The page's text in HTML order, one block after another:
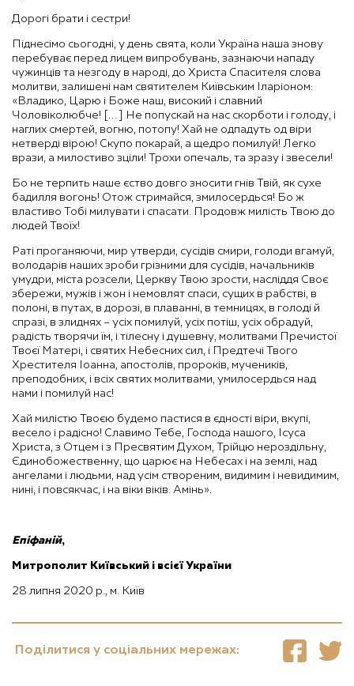
Дорогі брати і сестри!
Піднесімо сьогодні, у день свята, коли Україна наша знову
перебуває перед лицем випробувань, зазнаючи нападу
чужинців та незгоду в народі, до Христа Спасителя слова
молитви, залишені нам святителем Київським Іларіоном:
«Владико, Царю і Боже наш, високий і славний
Чоловіколюбче! […] Не попускай на нас скорботи і голоду, і
наглих смертей, вогню, потопу! Хай не одпадуть од віри
нетверді вірою! Скупо покарай, а щедро помилуй! Легко
врази, а милостиво зціли! Трохи опечаль, та зразу і звесели!
Бо не терпить наше єство довго зносити гнів Твій, як сухе
бадилля вогонь! Отож стримайся, змилосердься! Бо ж
властиво Тобі милувати і спасати. Продовж милість Твою до
людей Твоїх!
Раті проганяючи, мир утверди, сусідів смири, голоди вгамуй,
володарів наших зроби грізними для сусідів, начальників
умудри, міста розсели, Церкву Твою зрости, насліддя Своє
збережи, мужів і жон і немовлят спаси, сущих в рабстві, в
полоні, в путах, в дорозі, в плаванні, в темницях, в голоді й
спразі, в злиднях – усіх помилуй, усіх потіш, усіх обрадуй,
радість творячи їм, і тілесну і душевну, молитвами Пречистої
Твоєї Матері, і святих Небесних сил, і Предтечі Твого
Хрестителя Іоанна, апостолів, пророків, мучеників,
преподобних, і всіх святих молитвами, умилосердься над
нами і помилуй нас!
Хай милістю Твоєю будемо пастися в єдності віри, вкупі,
весело і радісно! Славимо Тебе, Господа нашого, Ісуса
Христа, з Отцем і з Пресвятим Духом, Трійцю нероздільну,
Єдинобожественну, що царює на Небесах і на землі, над
ангелами і людьми, над усім створеним, видимим і невидимим,
нині, і повсякчас, і на віки віків. Амінь».
Епіфаній,
Митрополит Київський і всієї України
28 липня 2020 р., м. Київ
Поділитися у соціальних мережах: